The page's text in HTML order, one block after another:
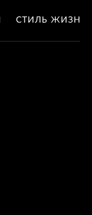
СТИЛЬ ЖИЗНИ